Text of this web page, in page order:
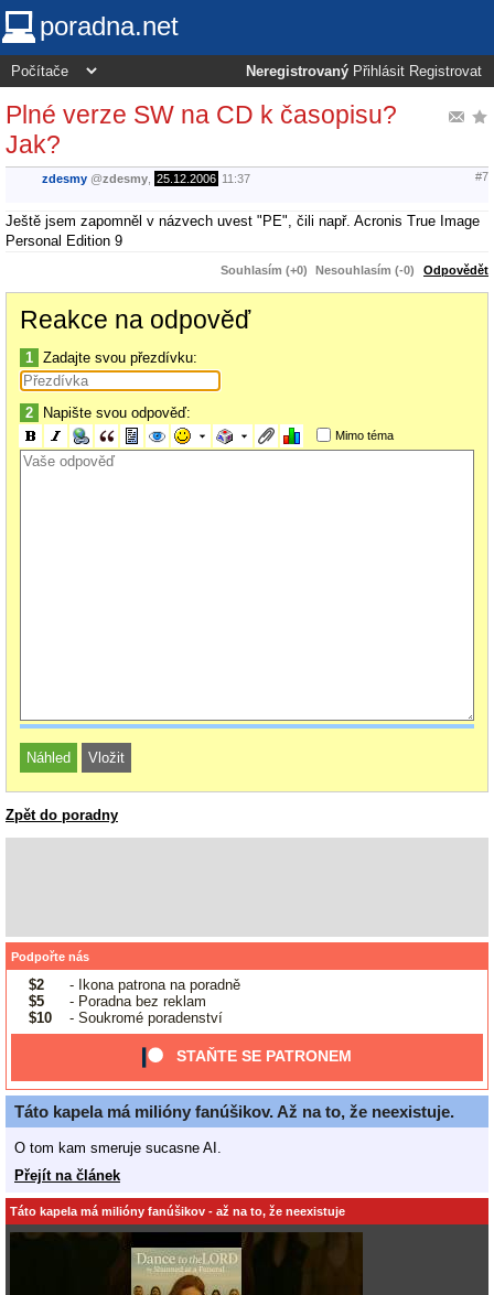
poradna.net
Neregistrovaný Přihlásit Registrovat
Plné verze SW na CD k časopisu?
Jak?
zdesmy @zdesmy 25.12.2006 11:37 #7
Ještě jsem zapomněl v názvech uvest "PE", čili např. Acronis True Image
Personal Edition 9
Souhlasím (+0) Nesouhlasím (-0) Odpovědět
Reakce na odpověď
1 Zadajte svou přezdívku:
2 Napište svou odpověď:
Mimo téma
Zpět do poradny
Podpořte nás
$2
- Ikona patrona na poradně
$5
- Poradna bez reklam
$10
- Soukromé poradenství
STAŇTE SE PATRONEM
Táto kapela má milióny fanúšikov. Až na to, že neexistuje.
O tom kam smeruje sucasne AI.
Přejít na článek
Táto kapela má milióny fanúšikov - až na to, že neexistuje